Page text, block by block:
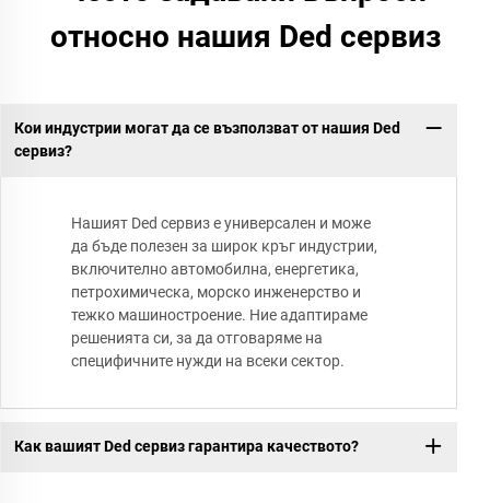
относно нашия Ded сервиз
Кои индустрии могат да се възползват от нашия Ded
сервиз?
Нашият Ded сервиз е универсален и може
да бъде полезен за широк кръг индустрии,
включително автомобилна, енергетика,
петрохимическа, морско инженерство и
тежко машиностроение. Ние адаптираме
решенията си, за да отговаряме на
специфичните нужди на всеки сектор.
Как вашият Ded сервиз гарантира качеството?